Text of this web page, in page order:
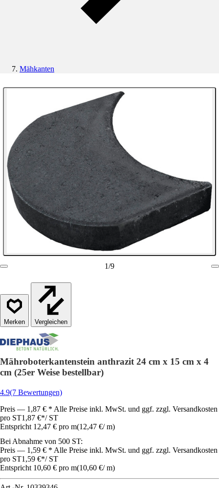
Mähkanten
1/9
Vergleichen
Mähroboterkantenstein anthrazit 24 cm x 15 cm x 4
cm (25er Weise bestellbar)
4.9(7 Bewertungen)
Preis — 1,87 € * Alle Preise inkl. MwSt. und ggf. zzgl. Versandkosten
pro ST1,87 €*/ ST
Entspricht 12,47 € pro m(12,47 €/ m)
Bei Abnahme von 500 ST:
Preis — 1,59 € * Alle Preise inkl. MwSt. und ggf. zzgl. Versandkosten
pro ST1,59 €*/ ST
Entspricht 10,60 € pro m(10,60 €/ m)